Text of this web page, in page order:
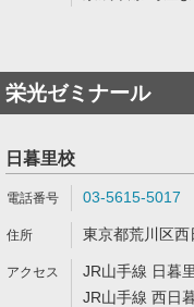
栄光ゼミナール
日暮里校
03-5615-5017
東京都荒川区
JR山手線 日暮
JR山手線 西日